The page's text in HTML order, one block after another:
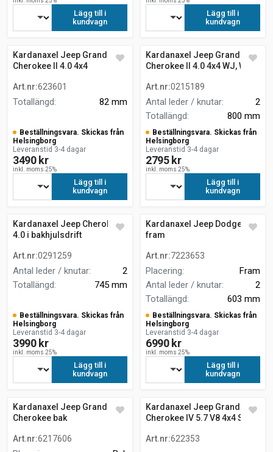
Lägg till i
kundvagn
Lägg till i
kundvagn
Kardanaxel Jeep Grand
Cherokee II 4.0 4x4
Art.nr:623601
Totallängd: 82 mm
Beställningsvara. Skickas från
Helsingborg
Leveranstid 3-4 dagar
3490 kr
inkl. moms 25%
Lägg till i
kundvagn
Kardanaxel Jeep Grand
Cherokee II 4.0 4x4 WJ, WG
Art.nr:0215189
Antal leder / knutar:
2
Totallängd: 800 mm
Beställningsvara. Skickas från
Helsingborg
Leveranstid 3-4 dagar
2795 kr
inkl. moms 25%
Lägg till i
kundvagn
Kardanaxel Jeep Cherokee
4.0 i bakhjulsdrift
Art.nr:0291259
Antal leder / knutar:
2
Totallängd: 745 mm
Beställningsvara. Skickas från
Helsingborg
Leveranstid 3-4 dagar
3990 kr
inkl. moms 25%
Lägg till i
kundvagn
Kardanaxel Jeep Dodge
fram
Art.nr:7223653
Placering:
Fram
Antal leder / knutar:
2
Totallängd: 603 mm
Beställningsvara. Skickas från
Helsingborg
Leveranstid 3-4 dagar
6990 kr
inkl. moms 25%
Lägg till i
kundvagn
Kardanaxel Jeep Grand
Cherokee bak
Art.nr:6217606
Kardanaxel Jeep Grand
Cherokee IV 5.7 V8 4x4 SUV
Art.nr:622353